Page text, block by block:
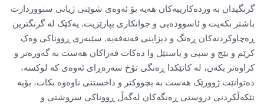
گرنگیدان بە وردەکارییەکان هەیە بۆ ئەوەی شوێنی ژیانی سنووردارت
باشتر بکەیت و ئاسوودەیی و جوانکاری بپارێزیت. یەکێک لە گرنگترین
ڕەچاوکردنەکان ڕەنگ و دیزاینی قەنەفەیە. سێبەری ڕووناکی وەک
کرێم و بێج و سپی و پاستێل وا دەکات فەزاکان هەست بە گەورەتر و
کراوەتر بکەن، لە کاتێکدا ڕەنگی تۆخ سەرەڕای ئەوەی کە لوکسە،
دەتوانێت ژوورێک هەست بە بچووکتر و داخستنی ناوەوە بکات، بۆیە
تێکەڵکردنی دروستی ڕەنگەکان لەگەڵ ڕووناکی سروشتی و